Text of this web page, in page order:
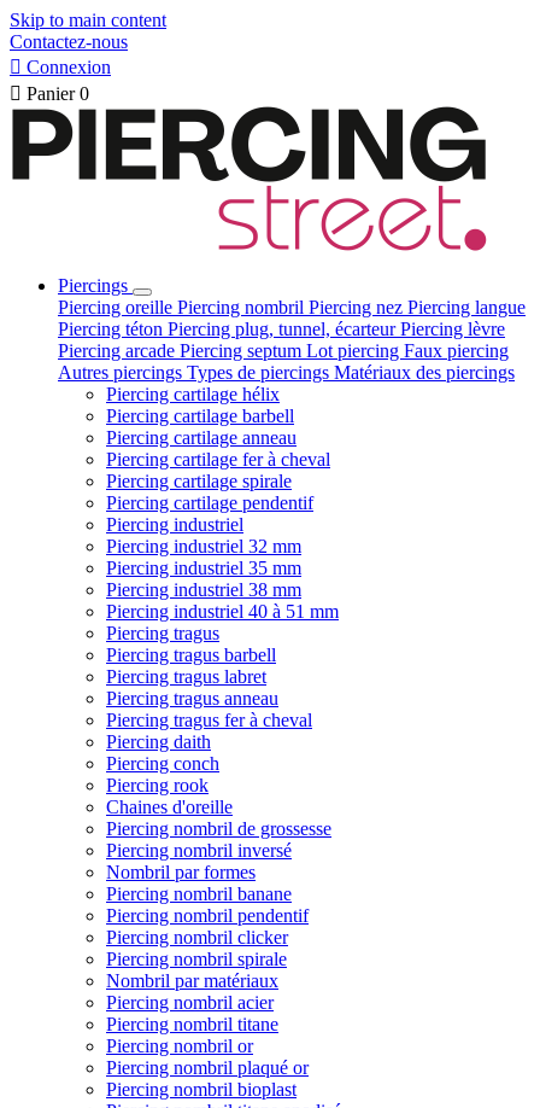
Skip to main content
Contactez-nous
 Connexion
 Panier 0
Piercings
Piercing oreille Piercing nombril Piercing nez Piercing langue
Piercing téton Piercing plug, tunnel, écarteurPiercing lèvre
Piercing arcade Piercing septum Lot piercing Faux piercing
Autres piercings Types de piercings Matériaux des piercings
Piercing cartilage hélix
Piercing cartilage barbell
Piercing cartilage anneau
Piercing cartilage fer à cheval
Piercing cartilage spirale
Piercing cartilage pendentif
Piercing industriel
Piercing industriel 32 mm
Piercing industriel 35 mm
Piercing industriel 38 mm
Piercing industriel 40 à 51 mm
Piercing tragus
Piercing tragus barbell
Piercing tragus labret
Piercing tragus anneau
Piercing tragus fer à cheval
Piercing daith
Piercing conch
Piercing rook
Chaines d'oreille
Piercing nombril de grossesse
Piercing nombril inversé
Nombril par formes
Piercing nombril banane
Piercing nombril pendentif
Piercing nombril clicker
Piercing nombril spirale
Nombril par matériaux
Piercing nombril acier
Piercing nombril titane
Piercing nombril or
Piercing nombril plaqué or
Piercing nombril bioplast